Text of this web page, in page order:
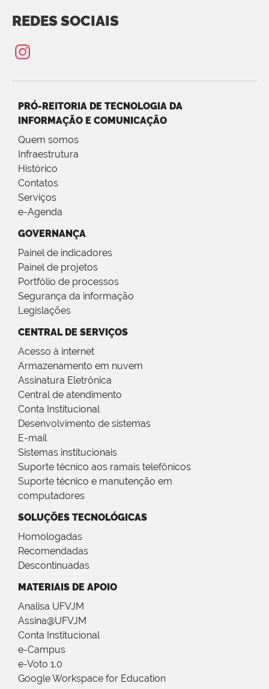
REDES SOCIAIS
PRÓ-REITORIA DE TECNOLOGIA DA
INFORMAÇÃO E COMUNICAÇÃO
Quem somos
Infraestrutura
Histórico
Contatos
Serviços
e-Agenda
GOVERNANÇA
Painel de indicadores
Painel de projetos
Portfólio de processos
Segurança da informação
Legislações
CENTRAL DE SERVIÇOS
Acesso à internet
Armazenamento em nuvem
Assinatura Eletrônica
Central de atendimento
Conta Institucional
Desenvolvimento de sistemas
E-mail
Sistemas institucionais
Suporte técnico aos ramais telefônicos
Suporte técnico e manutenção em
computadores
SOLUÇÕES TECNOLÓGICAS
Homologadas
Recomendadas
Descontinuadas
MATERIAIS DE APOIO
Analisa UFVJM
Assina@UFVJM
Conta Institucional
e-Campus
e-Voto 1.0
Google Workspace for Education